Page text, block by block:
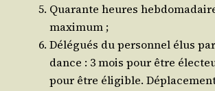
Qua­rante heures
maximum ;
Délé­gués du per­son­nel élus
dance : 3 mois pour être
pour être éli­gible.